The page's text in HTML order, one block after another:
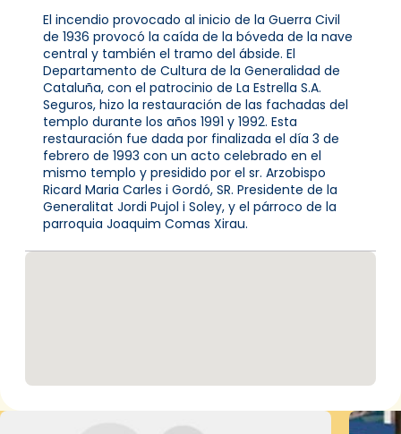
El incendio provocado al inicio de la Guerra Civil
de 1936 provocó la caída de la bóveda de la nave
central y también el tramo del ábside. El
Departamento de Cultura de la Generalidad de
Cataluña, con el patrocinio de La Estrella S.A.
Seguros, hizo la restauración de las fachadas del
templo durante los años 1991 y 1992. Esta
restauración fue dada por finalizada el día 3 de
febrero de 1993 con un acto celebrado en el
mismo templo y presidido por el sr. Arzobispo
Ricard Maria Carles i Gordó, SR. Presidente de la
Generalitat Jordi Pujol i Soley, y el párroco de la
parroquia Joaquim Comas Xirau.